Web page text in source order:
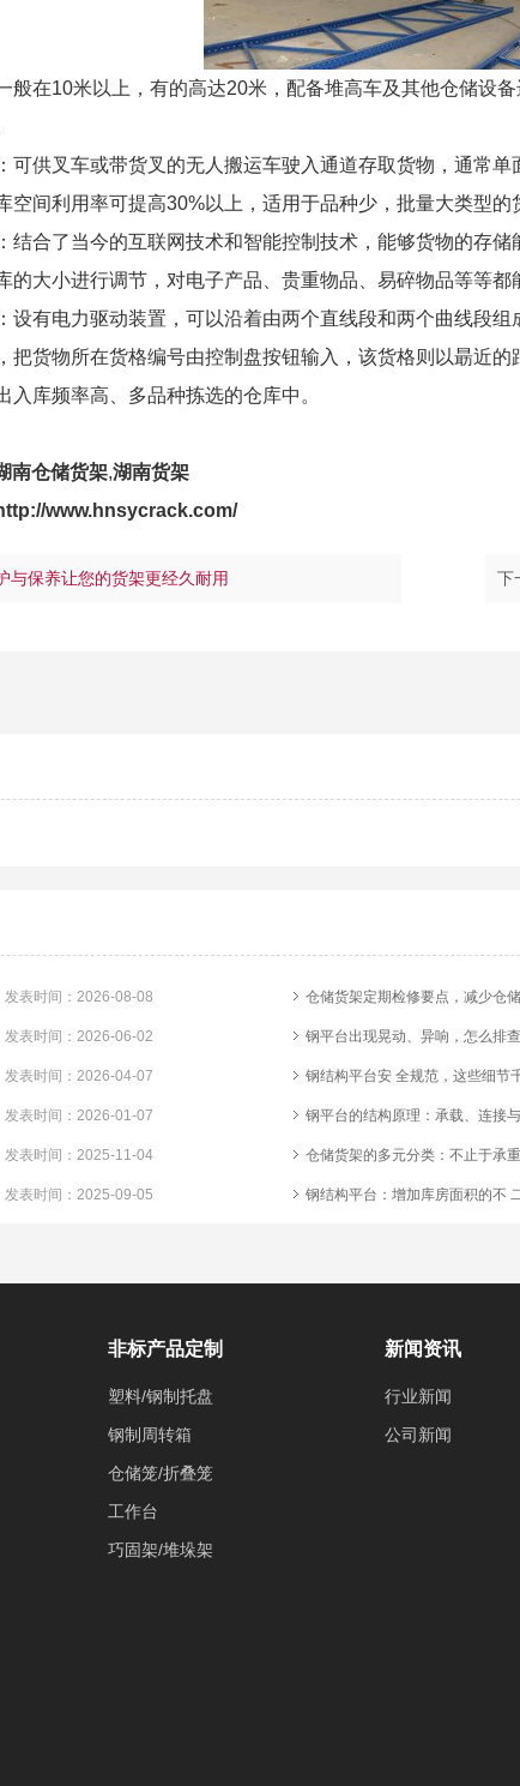
般在10米以上，有的高达20米，配备堆高车及其他仓储设
可供叉车或带货叉的无人搬运车驶入通道存取货物，通常
空间利用率可提高30%以上，适用于品种少，批量大类型
结合了当今的互联网技术和智能控制技术，能够货物的存
的大小进行调节，对电子产品、贵重物品、易碎物品等等都
设有电力驱动装置，可以沿着由两个直线段和两个曲线段
把货物所在货格编号由控制盘按钮输入，该货格则以朂近
入库频率高、多品种拣选的仓库中。
南仓储货架,湖南货架
www.hnsycrack.com/
与保养让您的货架更经久耐用 下
发表时间：2026-08-08 仓储货架定期检修要点，减少仓
发表时间：2026-06-02 钢平台出现晃动、异响，怎么排
发表时间：2026-04-07 钢结构平台安 全规范，这些细节
发表时间：2026-01-07 钢平台的结构原理：承载、连接
发表时间：2025-11-04 仓储货架的多元分类：不止于承
发表时间：2025-09-05 钢结构平台：增加库房面积的不
非标产品定制
塑料/钢制托盘
钢制周转箱
仓储笼/折叠笼
工作台
巧固架/堆垛架
新闻资讯
行业新闻
公司新闻